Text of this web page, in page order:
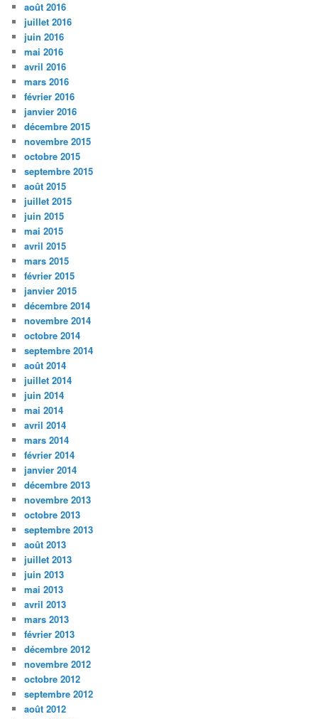
août 2016
juillet 2016
juin 2016
mai 2016
avril 2016
mars 2016
février 2016
janvier 2016
décembre 2015
novembre 2015
octobre 2015
septembre 2015
août 2015
juillet 2015
juin 2015
mai 2015
avril 2015
mars 2015
février 2015
janvier 2015
décembre 2014
novembre 2014
octobre 2014
septembre 2014
août 2014
juillet 2014
juin 2014
mai 2014
avril 2014
mars 2014
février 2014
janvier 2014
décembre 2013
novembre 2013
octobre 2013
septembre 2013
août 2013
juillet 2013
juin 2013
mai 2013
avril 2013
mars 2013
février 2013
décembre 2012
novembre 2012
octobre 2012
septembre 2012
août 2012